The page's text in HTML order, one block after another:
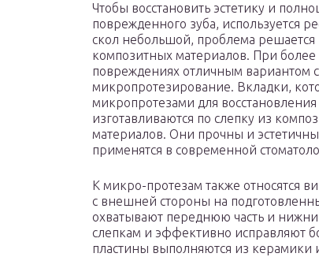
Чтобы восстановить эстетику и
поврежденного зуба, используется
скол небольшой, проблема
композитных материалов. При более
повреждениях отличным вариантом
микропротезирование. Вкладки,
микропротезами для восстановления
изготавливаются по слепку из
материалов. Они прочны и
применятся в современной
К микро-протезам также относятся
с внешней стороны на
охватывают переднюю часть и
слепкам и эффективно исправляют
пластины выполняются из керамики